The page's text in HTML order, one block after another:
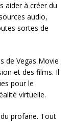
aider à créer du
audio,
sortes de
de Vegas Movie
et des films. Il
pour le
virtuelle.
profane. Tout